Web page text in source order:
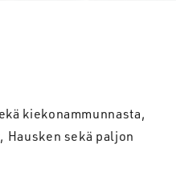
kiekonammunnasta,
sekä paljon